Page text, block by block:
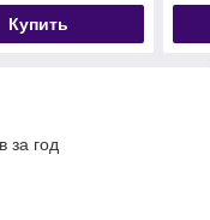
Купить
за год